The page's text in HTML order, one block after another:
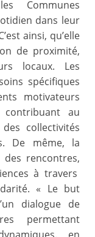
Communes
dans leur
ainsi, qu’elle
de proximité,
locaux. Les
spécifiques
motivateurs
au
collectivités
De même, la
rencontres,
à travers
« Le but
dialogue de
permettant